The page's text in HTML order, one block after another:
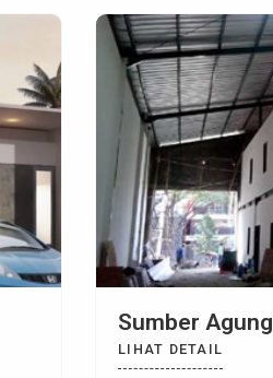
Summa
LIHAT DETAIL